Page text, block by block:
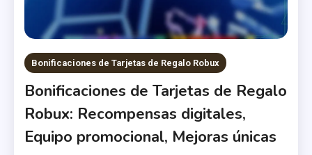
Bonificaciones de Tarjetas de Regalo Robux
Bonificaciones de Tarjetas de Regalo
Robux: Recompensas digitales,
Equipo promocional, Mejoras únicas